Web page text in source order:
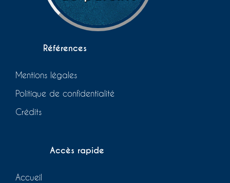
Références
Mentions légales
Politique de confidentialité
Crédits
Accès rapide
Accueil